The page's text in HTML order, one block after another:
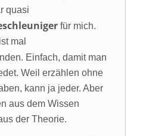
quasi
für mich.
mal
Einfach, damit man
Weil erzählen ohne
kann ja jeder. Aber
aus dem Wissen
der Theorie.